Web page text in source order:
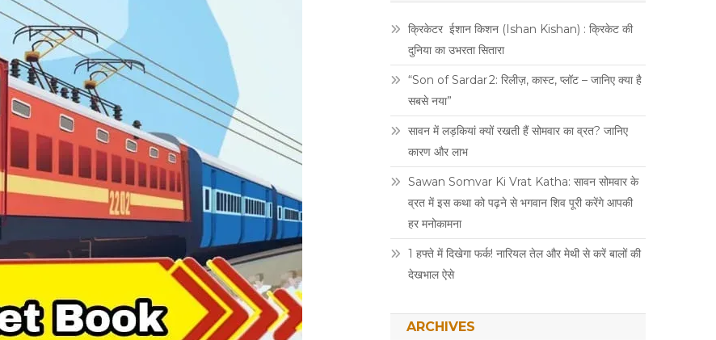
क्रिकेटर ईशान किशन (Ishan Kishan) : क्रिकेट की
दुनिया का उभरता सितारा
“Son of Sardar 2: रिलीज़, कास्ट, प्लॉट – जानिए क्या है
सबसे नया”
सावन में लड़कियां क्यों रखती हैं सोमवार का व्रत? जानिए
कारण और लाभ
Sawan Somvar Ki Vrat Katha: सावन सोमवार के
व्रत में इस कथा को पढ़ने से भगवान शिव पूरी करेंगे आपकी
हर मनोकामना
1 हफ्ते में दिखेगा फर्क! नारियल तेल और मेथी से करें बालों की
देखभाल ऐसे
ARCHIVES